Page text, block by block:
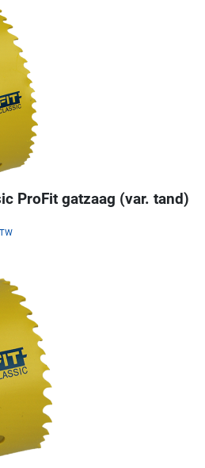
ProFit gatzaag (var. tand)